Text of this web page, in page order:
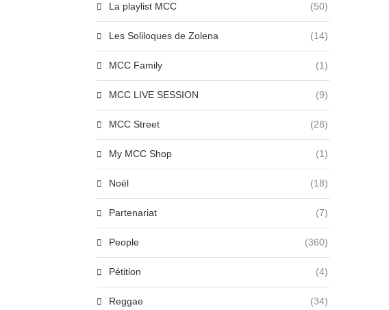
La playlist MCC (50)
Les Soliloques de Zolena (14)
MCC Family (1)
MCC LIVE SESSION (9)
MCC Street (28)
My MCC Shop (1)
Noël (18)
Partenariat (7)
People (360)
Pétition (4)
Reggae (34)